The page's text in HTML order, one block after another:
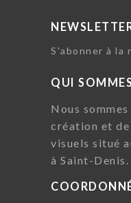
S'abonner à la
QUI
Nous
création et
visuels situé
à Saint-Denis.